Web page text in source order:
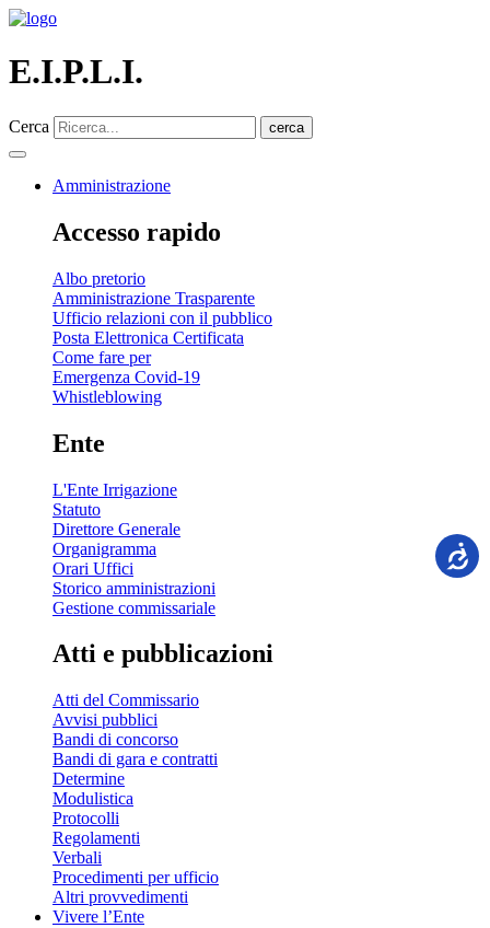
E.I.P.L.I.
Cerca cerca
Amministrazione
Accesso rapido
Albo pretorio
Amministrazione Trasparente
Ufficio relazioni con il pubblico
Posta Elettronica Certificata
Come fare per
Emergenza Covid-19
Whistleblowing
Ente
L'Ente Irrigazione
Statuto
Direttore Generale
Organigramma
Orari Uffici
Storico amministrazioni
Gestione commissariale
Atti e pubblicazioni
Atti del Commissario
Avvisi pubblici
Bandi di concorso
Bandi di gara e contratti
Determine
Modulistica
Protocolli
Regolamenti
Verbali
Procedimenti per ufficio
Altri provvedimenti
Vivere l’Ente